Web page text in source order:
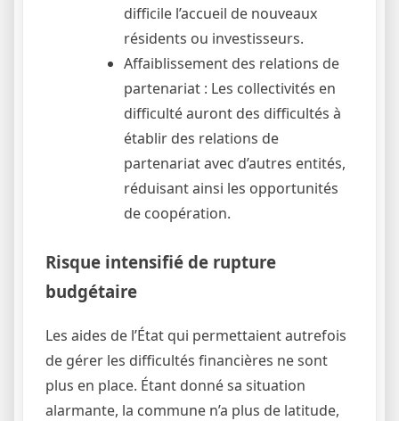
difficile l’accueil de nouveaux
résidents ou investisseurs.
Affaiblissement des relations de
partenariat : Les collectivités en
difficulté auront des difficultés à
établir des relations de
partenariat avec d’autres entités,
réduisant ainsi les opportunités
de coopération.
Risque intensifié de rupture
budgétaire
Les aides de l’État qui permettaient autrefois
de gérer les difficultés financières ne sont
plus en place. Étant donné sa situation
alarmante, la commune n’a plus de latitude,